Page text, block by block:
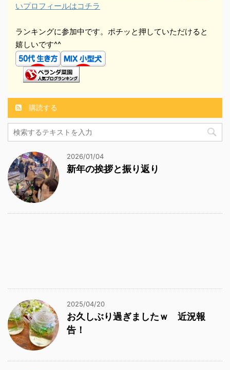
いプロフィールはコチラ
ランキングに参加中です。ポチッと押していただけると
嬉しいです^^
購読する
2026/01/04
新年の挨拶と振り返り
2025/04/20
お久しぶり過ぎましたｗ 近況報
告！